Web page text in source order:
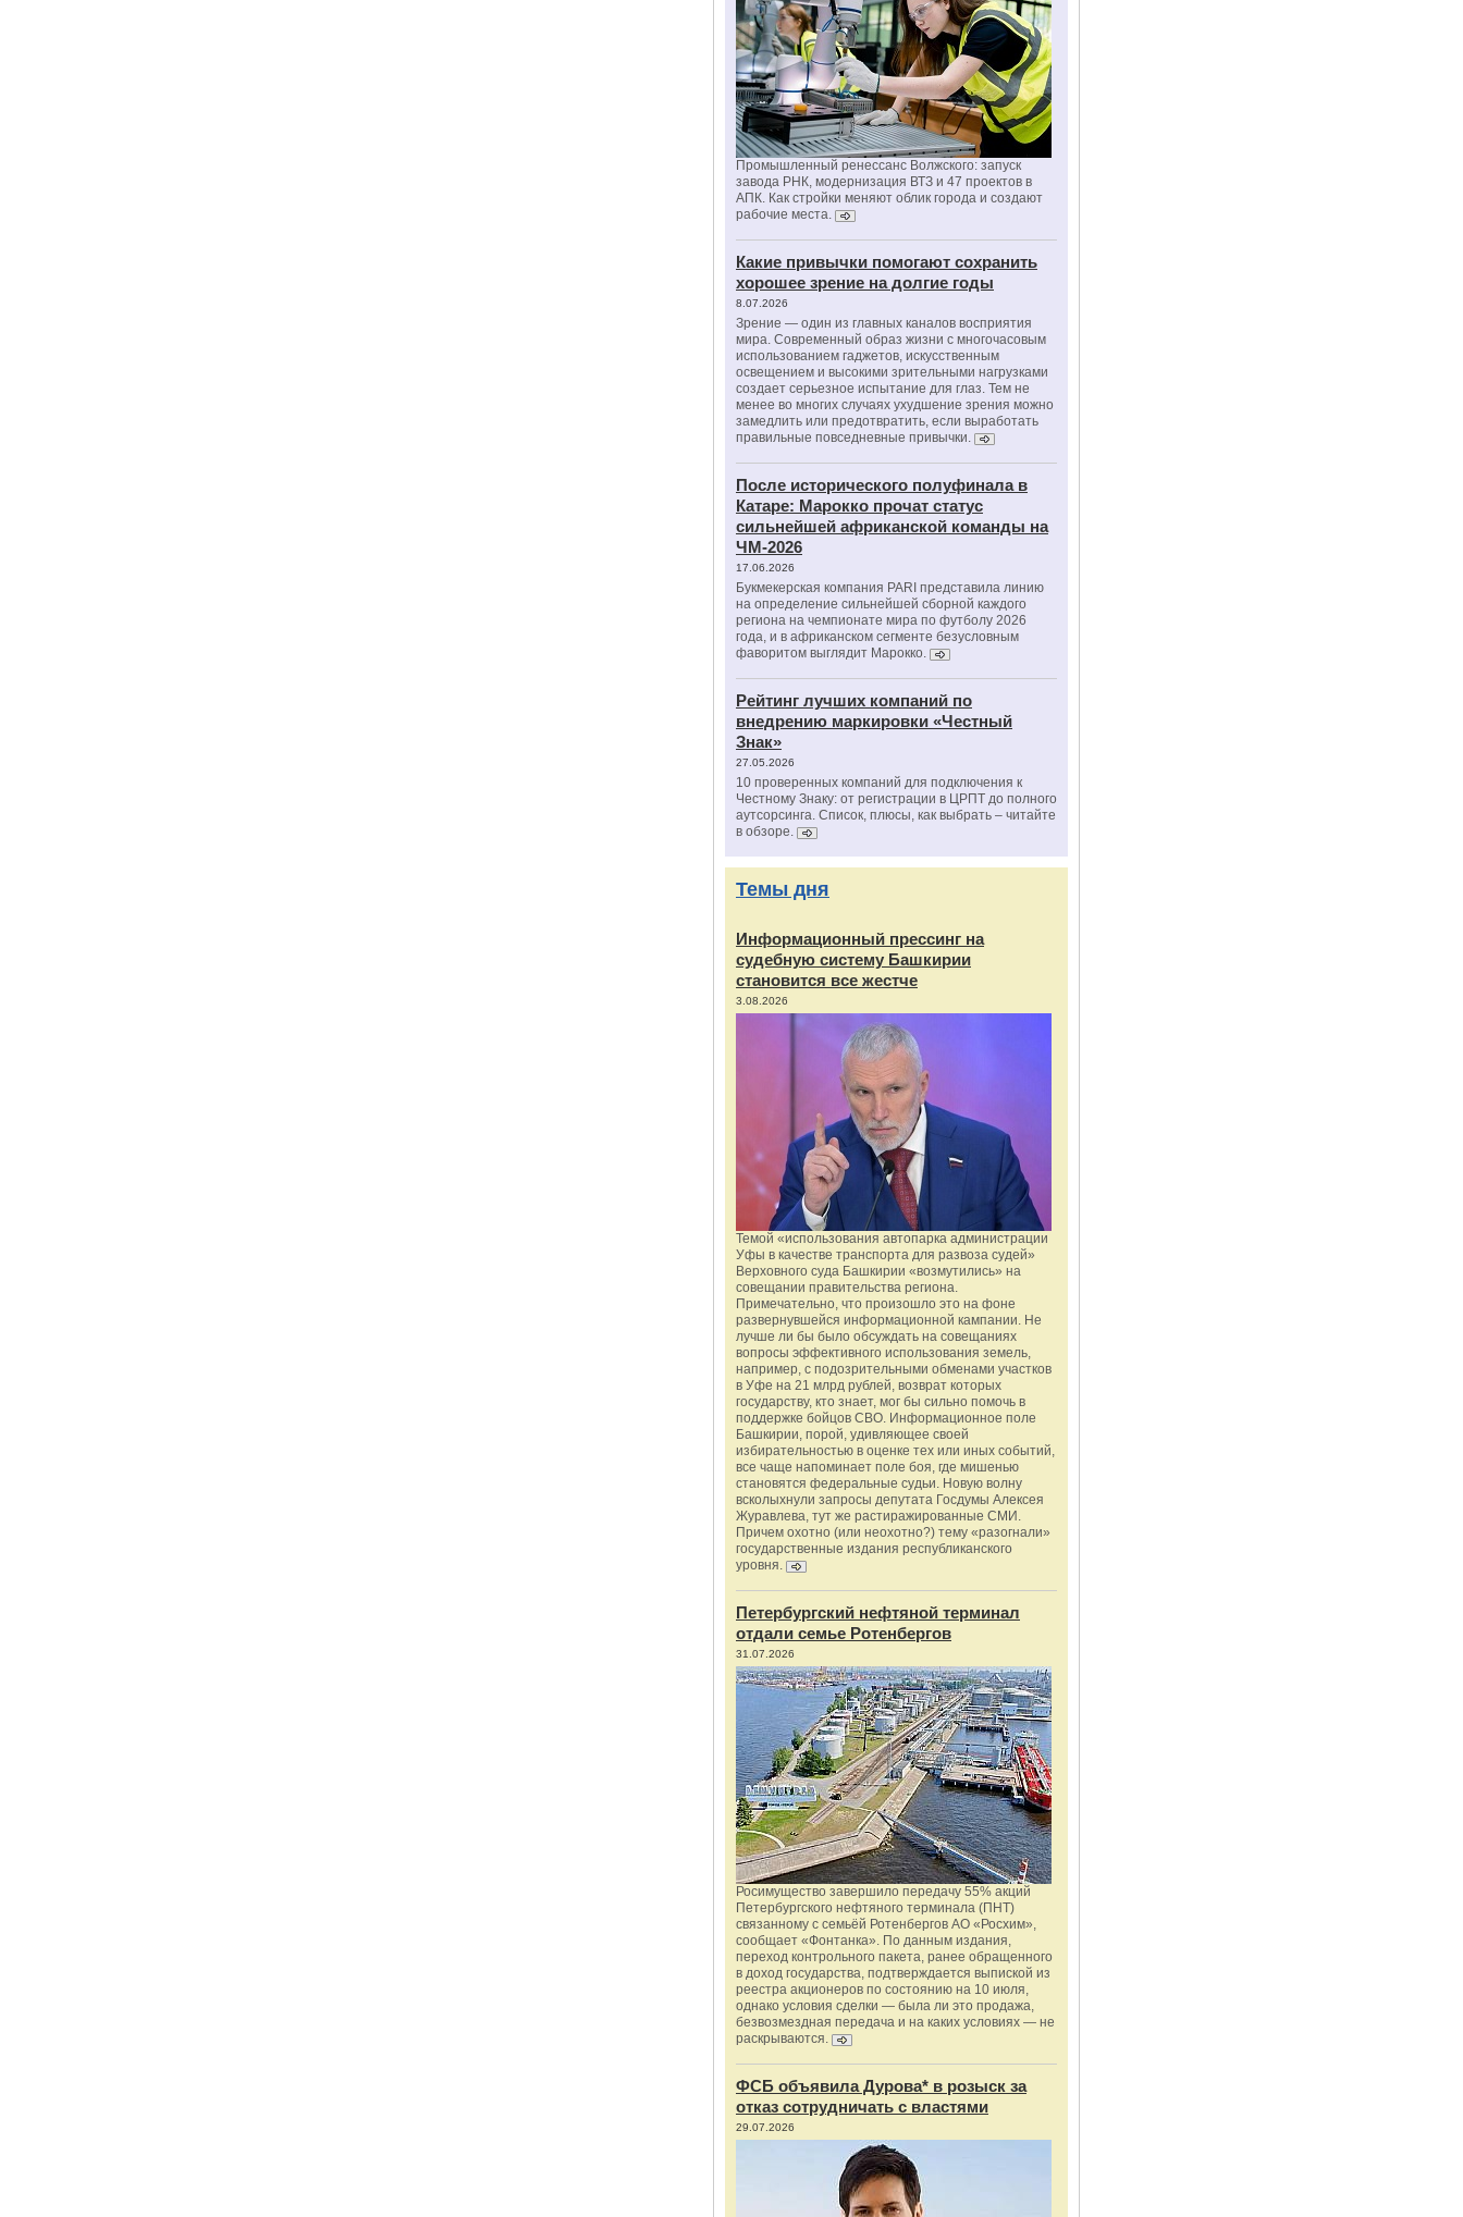
Промышленный ренессанс Волжского: запуск
завода РНК, модернизация ВТЗ и 47 проектов в
АПК. Как стройки меняют облик города и создают
рабочие места.
Какие привычки помогают сохранить
хорошее зрение на долгие годы
8.07.2026
Зрение — один из главных каналов восприятия
мира. Современный образ жизни с многочасовым
использованием гаджетов, искусственным
освещением и высокими зрительными нагрузками
создает серьезное испытание для глаз. Тем не
менее во многих случаях ухудшение зрения можно
замедлить или предотвратить, если выработать
правильные повседневные привычки.
После исторического полуфинала в
Катаре: Марокко прочат статус
сильнейшей африканской команды на
ЧМ-2026
17.06.2026
Букмекерская компания PARI представила линию
на определение сильнейшей сборной каждого
региона на чемпионате мира по футболу 2026
года, и в африканском сегменте безусловным
фаворитом выглядит Марокко.
Рейтинг лучших компаний по
внедрению маркировки «Честный
Знак»
27.05.2026
10 проверенных компаний для подключения к
Честному Знаку: от регистрации в ЦРПТ до полного
аутсорсинга. Список, плюсы, как выбрать – читайте
в обзоре.
Темы дня
Информационный прессинг на
судебную систему Башкирии
становится все жестче
3.08.2026
Темой «использования автопарка администрации
Уфы в качестве транспорта для развоза судей»
Верховного суда Башкирии «возмутились» на
совещании правительства региона.
Примечательно, что произошло это на фоне
развернувшейся информационной кампании. Не
лучше ли бы было обсуждать на совещаниях
вопросы эффективного использования земель,
например, с подозрительными обменами участков
в Уфе на 21 млрд рублей, возврат которых
государству, кто знает, мог бы сильно помочь в
поддержке бойцов СВО. Информационное поле
Башкирии, порой, удивляющее своей
избирательностью в оценке тех или иных событий,
все чаще напоминает поле боя, где мишенью
становятся федеральные судьи. Новую волну
всколыхнули запросы депутата Госдумы Алексея
Журавлева, тут же растиражированные СМИ.
Причем охотно (или неохотно?) тему «разогнали»
государственные издания республиканского
уровня.
Петербургский нефтяной терминал
отдали семье Ротенбергов
31.07.2026
Росимущество завершило передачу 55% акций
Петербургского нефтяного терминала (ПНТ)
связанному с семьёй Ротенбергов АО «Росхим»,
сообщает «Фонтанка». По данным издания,
переход контрольного пакета, ранее обращенного
в доход государства, подтверждается выпиской из
реестра акционеров по состоянию на 10 июля,
однако условия сделки — была ли это продажа,
безвозмездная передача и на каких условиях — не
раскрываются.
ФСБ объявила Дурова* в розыск за
отказ сотрудничать с властями
29.07.2026